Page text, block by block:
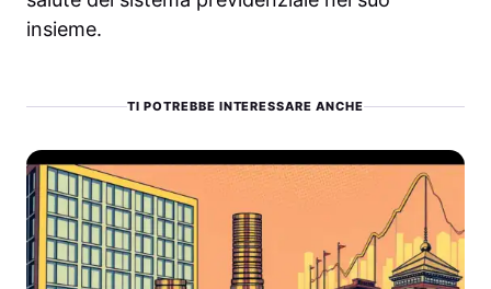
insieme.
TI POTREBBE INTERESSARE ANCHE